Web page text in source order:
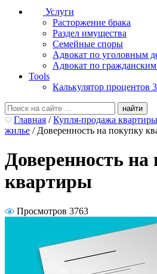
Услуги
Расторжение брака
Раздел имущества
Семейные споры
Адвокат по уголовным
Адвокат по
Tools
Калькулятор процентов
Главная / Купля-продажа квартиры
жилье / Доверенность на покупку
Доверенность на
квартиры
Просмотров 3763